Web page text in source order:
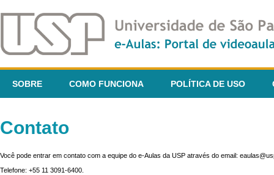
SOBRE COMO FUNCIONA POLÍTICA DE USO
Contato
Você pode entrar em contato com a equipe do e-Aulas da USP através do email:
Telefone: +55 11 3091-6400.